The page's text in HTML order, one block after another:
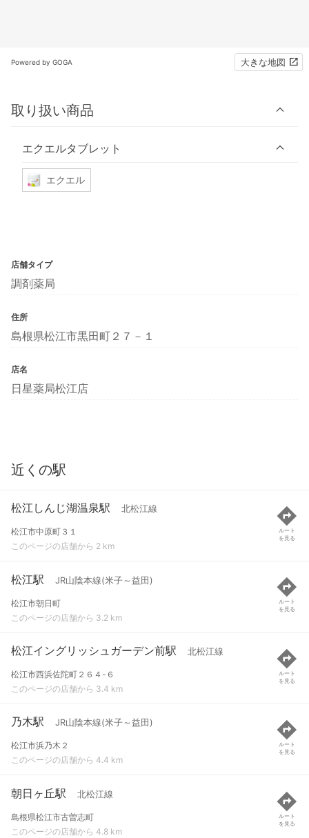
Powered by GOGA 大きな地図
取り扱い商品
エクエルタブレット
エクエル
店舗タイプ
調剤薬局
住所
島根県松江市黒田町２７－１
店名
日星薬局松江店
近くの駅
松江しんじ湖温泉駅 北松江線
松江市中原町３１
このページの店舗から 2 km
ルート
を見る
松江駅 JR山陰本線(米子～益田)
松江市朝日町
このページの店舗から 3.2 km
ルート
を見る
松江イングリッシュガーデン前駅 北松江線
松江市西浜佐陀町２６４-６
このページの店舗から 3.4 km
ルート
を見る
乃木駅 JR山陰本線(米子～益田)
松江市浜乃木２
このページの店舗から 4.4 km
ルート
を見る
朝日ヶ丘駅 北松江線
島根県松江市古曽志町
このページの店舗から 4.8 km
ルート
を見る